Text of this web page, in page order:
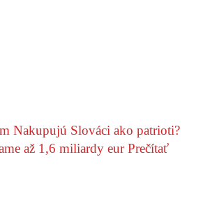
Nakupujú Slováci ako patrioti?
až 1,6 miliardy eur Prečítať